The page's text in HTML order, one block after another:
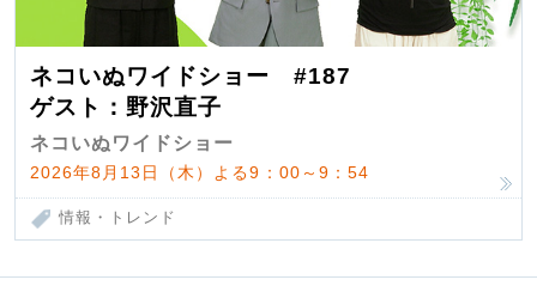
ネコいぬワイドショー #187
ゲスト：野沢直子
ネコいぬワイドショー
2026年8月13日（木）よる9：00～9：54
情報・トレンド